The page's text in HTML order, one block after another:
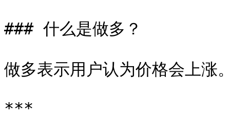
### 什么是做多？
做多表示用户认为价格会上涨
***